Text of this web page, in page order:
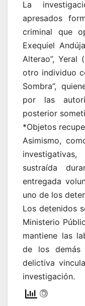
La
apresados
criminal que
Exequiel
Alterao”, Yeral
otro individuo
Sombra”,
por las
posterior
*Objetos
Asimismo,
sustraída
entregada
uno de los
Los detenidos
Ministerio
mantiene las
de los demás
delictiva
investigación.